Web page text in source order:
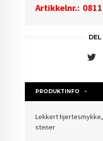
Artikkelnr.:
PRODUKTINFO
Lekkert
stener